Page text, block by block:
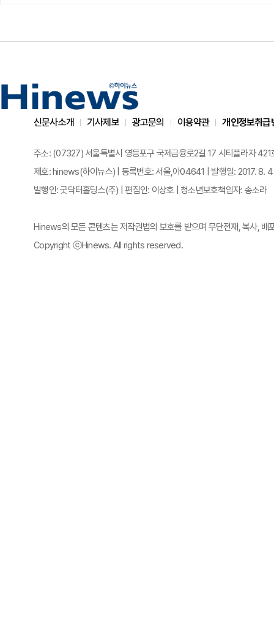
신문사소개 기사제보 광고문의 이용약관 개인정보취급
주소: (07327) 서울특별시 영등포구 국제금융로2길 17 시티플라자
제호: hinews(하이뉴스) | 등록번호: 서울,아04641 | 발행일: 2017. 8. 4
발행인: 굿닥터홀딩스(주) | 편집인: 이상호 | 청소년보호책임자: 송소라
Hinews의 모든 콘텐츠는 저작권법의 보호를 받으며 무단전재, 복사, 배
Copyright ⓒHinews. All rights reserved.